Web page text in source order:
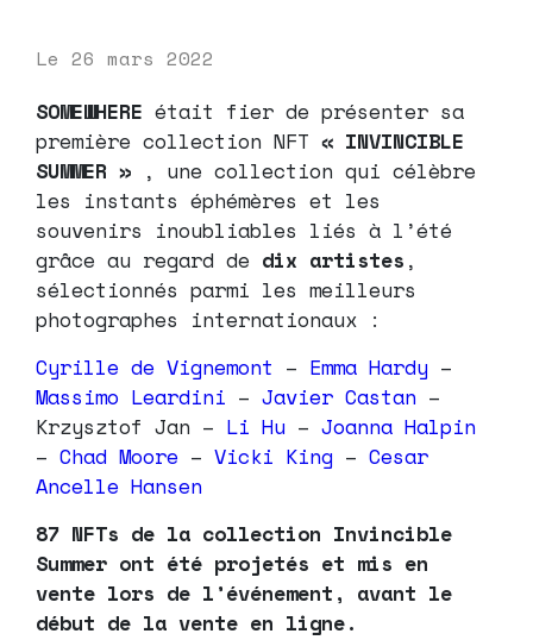
Le 26 mars 2022
SOMEWHERE était fier de présenter sa
première collection NFT « INVINCIBLE
SUMMER » , une collection qui célèbre
les instants éphémères et les
souvenirs inoubliables liés à l’été
grâce au regard de dix artistes ,
sélectionnés parmi les meilleurs
photographes internationaux :
Cyrille de Vignemont – Emma Hardy –
Massimo Leardini – Javier Castan –
Krzysztof Jan – Li Hu – Joanna Halpin
– Chad Moore – Vicki King – Cesar
Ancelle Hansen
87 NFTs de la collection Invincible
Summer ont été projetés et mis en
vente lors de l’événement, avant le
début de la vente en ligne.